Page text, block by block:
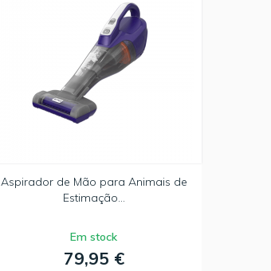
Aspirador de Mão para Animais de
Estimação...
Em stock
79,95 €